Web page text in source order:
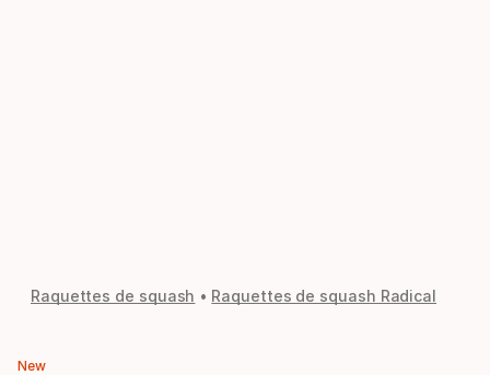
Raquettes de squash Raquettes de squash Radical
New